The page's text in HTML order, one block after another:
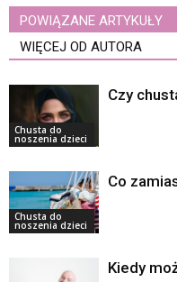
POWIĄZANE ARTYKUŁY
WIĘCEJ OD AUTORA
Chusta do
noszenia dzieci
Czy
Chusta do
noszenia dzieci
Co
Kiedy